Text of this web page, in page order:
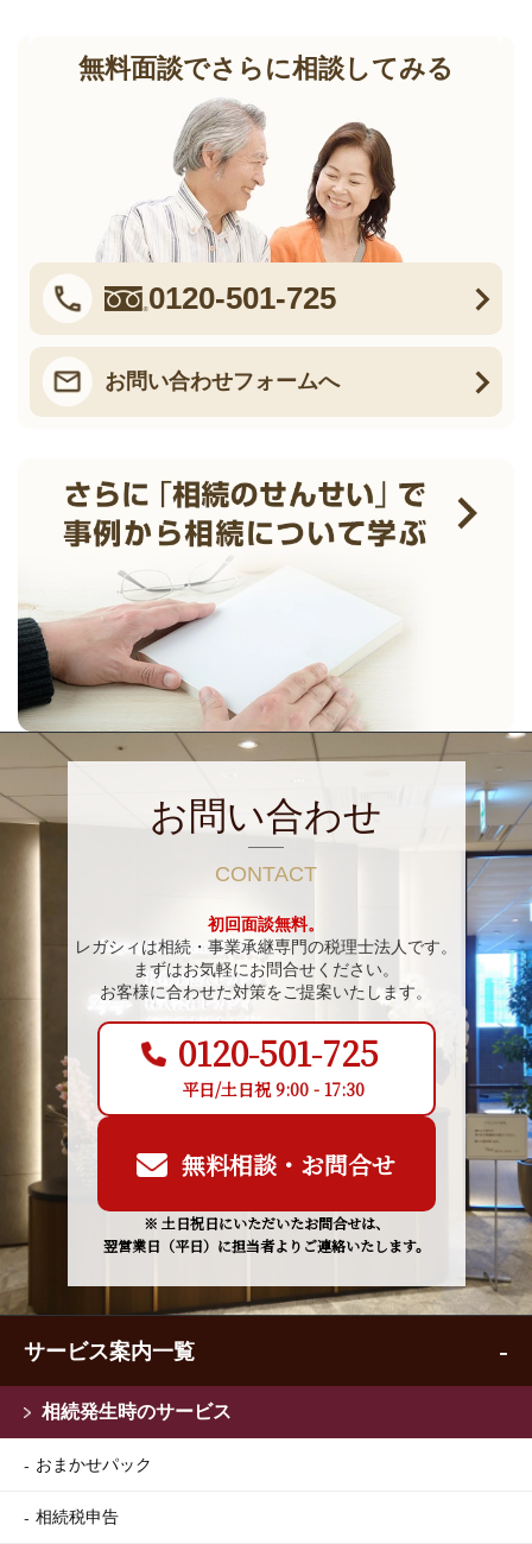
無料面談でさらに相談してみる
0120-501-725
お問い合わせフォームへ
お問い合わせ
CONTACT
初回面談無料。
レガシィは相続・事業承継専門の税理士法人です。
まずはお気軽にお問合せください。
お客様に合わせた対策をご提案いたします。
0120-501-725
平日/土日祝 9:00 - 17:30
無料相談・お問合せ
※ 土日祝日にいただいたお問合せは、
翌営業日（平日）に担当者よりご連絡いたします。
サービス案内一覧
相続発生時のサービス
おまかせパック
相続税申告